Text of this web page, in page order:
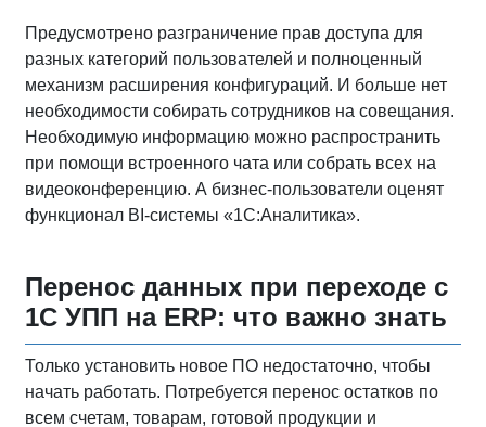
Предусмотрено разграничение прав доступа для
разных категорий пользователей и полноценный
механизм расширения конфигураций. И больше нет
необходимости собирать сотрудников на совещания.
Необходимую информацию можно распространить
при помощи встроенного чата или собрать всех на
видеоконференцию. А бизнес-пользователи оценят
функционал BI-системы «1С:Аналитика».
Перенос данных при переходе с
1С УПП на ERP: что важно знать
Только установить новое ПО недостаточно, чтобы
начать работать. Потребуется перенос остатков по
всем счетам, товарам, готовой продукции и